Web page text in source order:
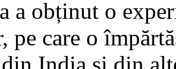
a obținut o
pe care o
India şi din